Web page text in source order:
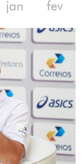
jan fev